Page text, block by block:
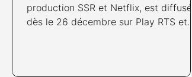
production SSR et Netflix, est diffusée
dès le 26 décembre sur Play RTS et